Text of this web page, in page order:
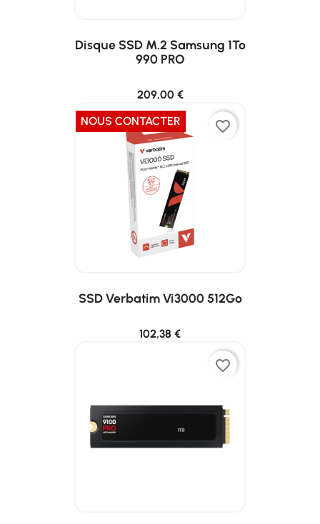
Disque SSD M.2 Samsung 1To
990 PRO
209,00 €
NOUS CONTACTER
favorite_border
SSD Verbatim Vi3000 512Go
102,38 €
favorite_border